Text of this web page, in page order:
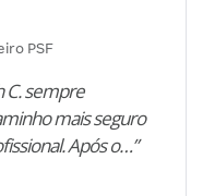
PSF
C. sempre
mais seguro
Após o…”